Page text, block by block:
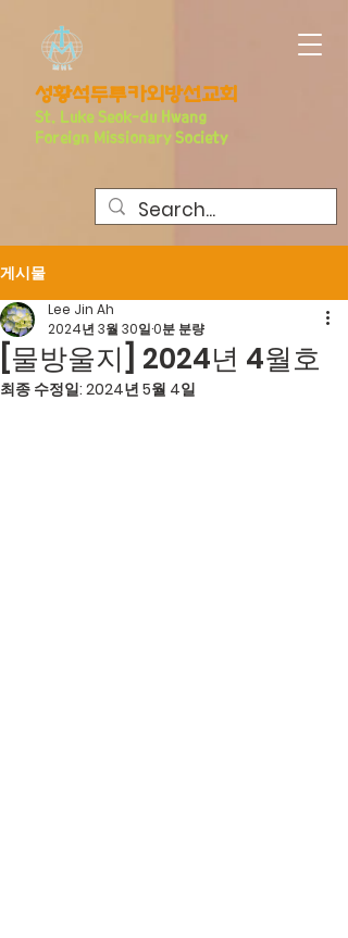
​성황석두루카외방선교회
St. Luke Seo k-du Hwang
Foreign Missionary Society
게시물
[물방울지] 2024년 4월호
Lee Jin Ah
2024년 3월 30일0분 분량
최종 수정일: 2024년 5월 4일